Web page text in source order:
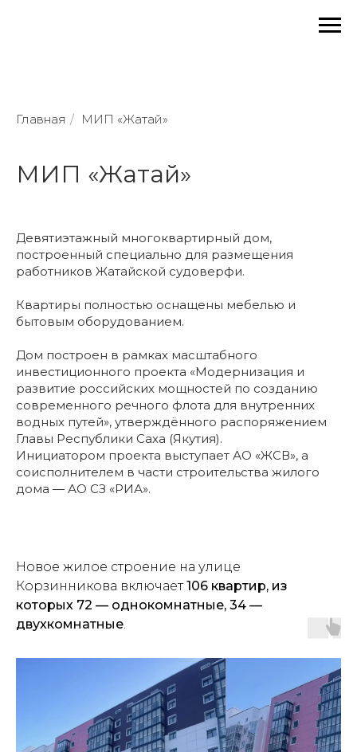
Главная / МИП «Жатай»
МИП «Жатай»
Девятиэтажный многоквартирный дом,
построенный специально для размещения
работников Жатайской судоверфи.
Квартиры полностью оснащены мебелью и
бытовым оборудованием.
Дом построен в рамках масштабного
инвестиционного проекта «Модернизация и
развитие российских мощностей по созданию
современного речного флота для внутренних
водных путей», утверждённого распоряжением
Главы Республики Саха (Якутия).
Инициатором проекта выступает АО «ЖСВ», а
соисполнителем в части строительства жилого
дома — АО СЗ «РИА».
Новое жилое строение на улице
Корзинникова включает106 квартир, из
которых 72 — однокомнатные, 34 —
двухкомнатные.